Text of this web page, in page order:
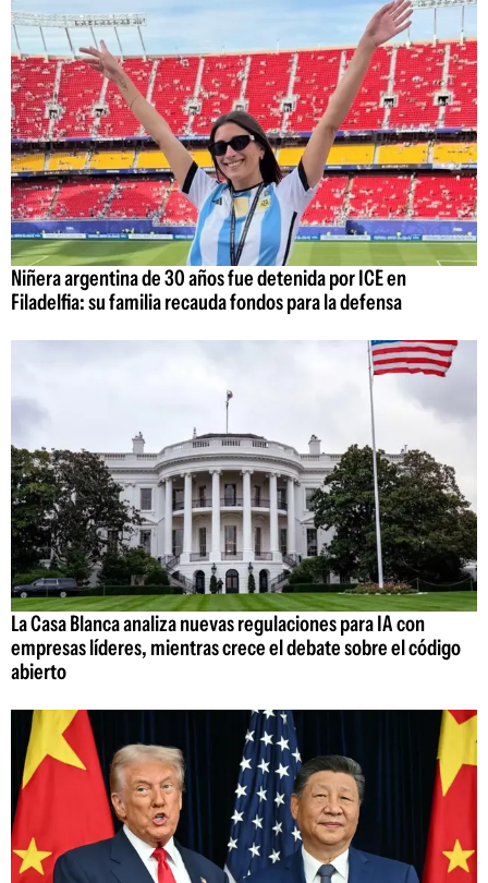
Niñera argentina de 30 años fue detenida por ICE en
Filadelfia: su familia recauda fondos para la defensa
La Casa Blanca analiza nuevas regulaciones para IA con
empresas líderes, mientras crece el debate sobre el código
abierto